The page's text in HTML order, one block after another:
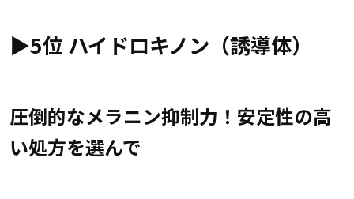
▶︎5位 ハイドロキノン（誘導体）
圧倒的なメラニン抑制力！安定性の高
い処方を選んで